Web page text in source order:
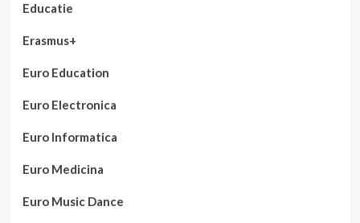
Educatie
Erasmus+
Euro Education
Euro Electronica
Euro Informatica
Euro Medicina
Euro Music Dance